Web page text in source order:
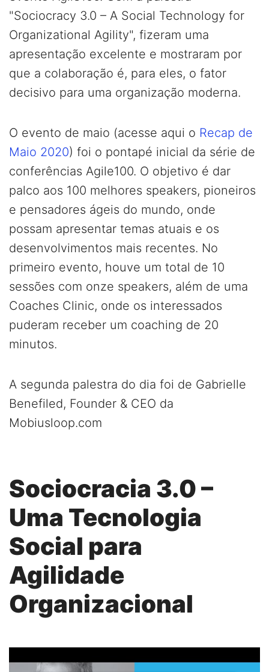
"Sociocracy 3.0 – A Social Technology for
Organizational Agility", fizeram uma
apresentação excelente e mostraram por
que a colaboração é, para eles, o fator
decisivo para uma organização moderna.
O evento de maio (acesse aqui o Recap de
Maio 2020) foi o pontapé inicial da série de
conferências Agile100. O objetivo é dar
palco aos 100 melhores speakers, pioneiros
e pensadores ágeis do mundo, onde
possam apresentar temas atuais e os
desenvolvimentos mais recentes. No
primeiro evento, houve um total de 10
sessões com onze speakers, além de uma
Coaches Clinic, onde os interessados
puderam receber um coaching de 20
minutos.
A segunda palestra do dia foi de Gabrielle
Benefiled, Founder & CEO da
Mobiusloop.com
Sociocracia 3.0 –
Uma Tecnologia
Social para
Agilidade
Organizacional